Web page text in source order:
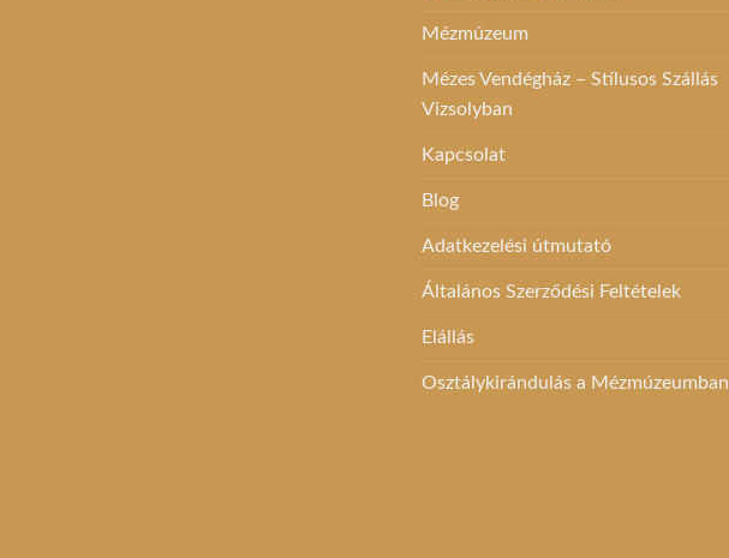
Mézmúzeum
Mézes Vendégház – Stílusos Szállás
Vizsolyban
Kapcsolat
Blog
Adatkezelési útmutató
Általános Szerződési Feltételek
Elállás
Osztálykirándulás a Mézmúzeumban